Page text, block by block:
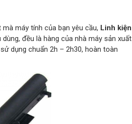
máy tính của bạn yêu cầu, Linh kiện
đều là hàng của nhà máy sản xuất
dụng chuẩn 2h – 2h30, hoàn toàn